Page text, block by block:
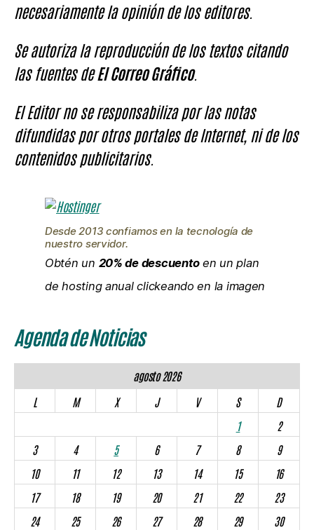
necesariamente la opinión de los editores.
Se autoriza la reproducción de los textos citando
las fuentes deEl Correo Gráfico.
El Editor no se responsabiliza por las notas
difundidas por otros portales de Internet, ni de los
contenidos publicitarios.
Desde 2013 confiamos en la tecnología de
nuestro servidor.
Obtén un 20% de descuentoen un plan
de hosting anual clickeando en la imagen
Agenda de Noticias
agosto 2026
L
M X J V S
D
1
2
3
4 5 6 7 8
9
10
11 12 13 14 15
16
17
18 19 20 21 22
23
24
25 26 27 28 29
30